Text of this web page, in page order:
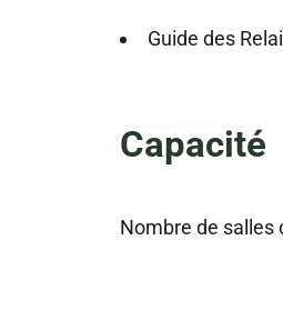
Guide des
Capacité
Nombre de salles